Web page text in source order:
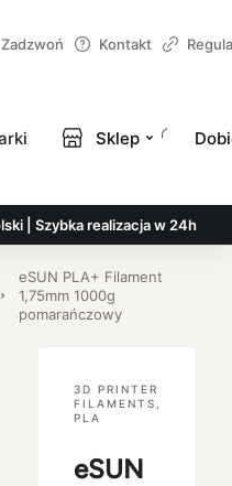
Zadzwoń Kontakt
Sklep
| Szybka realizacja w 24h
eSUN PLA+ Filament
1,75mm 1000g
pomarańczowy
3D PRINTER
FILAMENTS
PLA
eSUN